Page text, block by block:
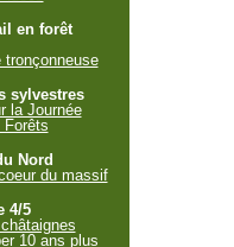
en forêt
tronçonneuse
sylvestres
la Journée
Forêts
Nord
du massif
4/5
10 ans plus